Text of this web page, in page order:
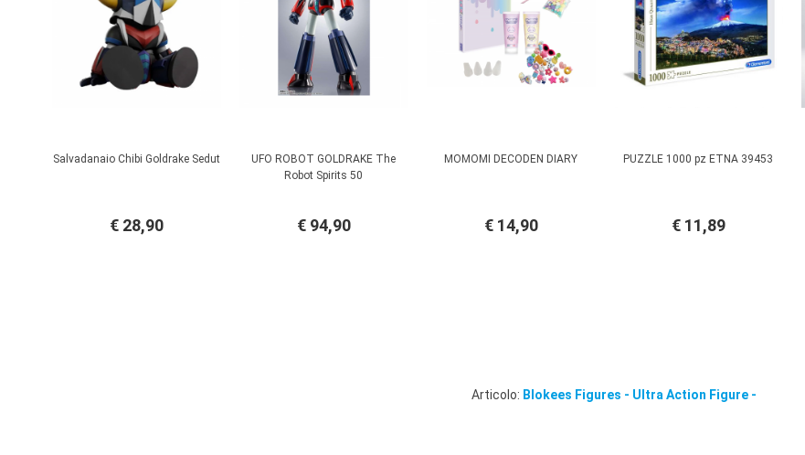
Salvadanaio Chibi Goldrake Sedut
€ 28,90
UFO ROBOT GOLDRAKE The
Robot Spirits 50
€ 94,90
MOMOMI DECODEN DIARY
€ 14,90
PUZZLE 1000 pz ETNA 39453
€ 11,89
Articolo: Blokees Figures - Ultra Action Figure -